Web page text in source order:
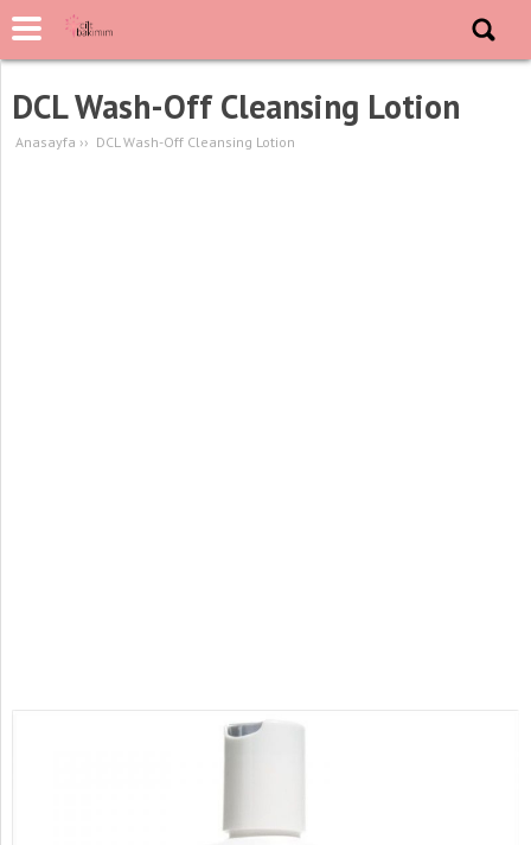
DCL Wash-Off Cleansing Lotion
Anasayfa ›› DCL Wash-Off Cleansing Lotion